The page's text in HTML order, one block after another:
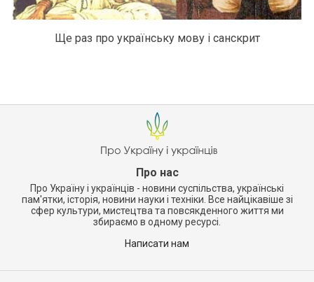
Ще раз про українську мову і санскрит
Про нас
Про Україну і українців - новини суспільства, українські
пам'ятки, історія, новини науки і техніки. Все найцікавіше зі
сфер культури, мистецтва та повсякденного життя ми
збираємо в одному ресурсі.
Написати нам